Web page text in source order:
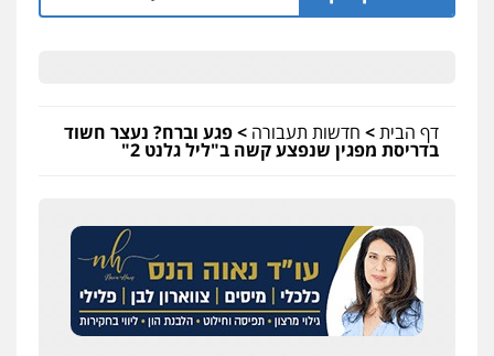
דף הבית> חדשות תעבורה >פגע וברח? נעצר חשוד
בדריסת מפגין שנפצע קשה ב"ליל גלנט 2"